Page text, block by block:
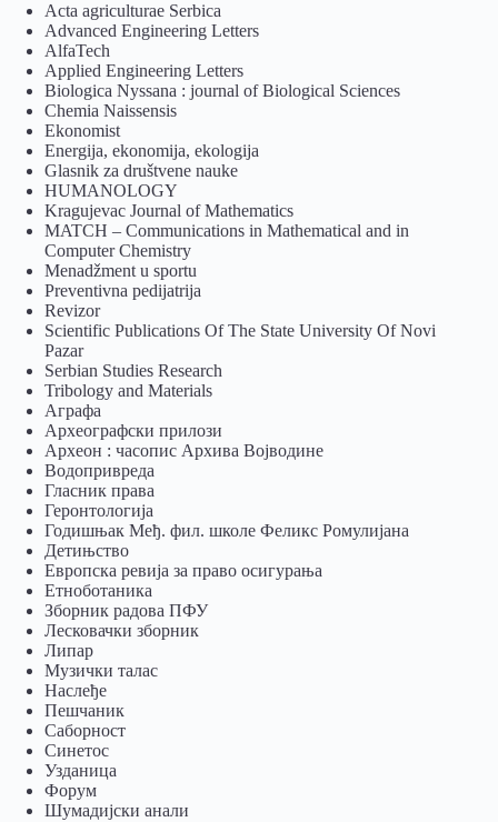
Acta agriculturae Serbica
Advanced Engineering Letters
AlfaTech
Applied Engineering Letters
Biologica Nyssana : journal of Biological Sciences
Chemia Naissensis
Ekonomist
Energija, ekonomija, ekologija
Glasnik za društvene nauke
HUMANOLOGY
Kragujevac Journal of Mathematics
MATCH – Communications in Mathematical and in
Computer Chemistry
Menadžment u sportu
Preventivna pedijatrija
Revizor
Scientific Publications Of The State University Of Novi
Pazar
Serbian Studies Research
Tribology and Materials
Аграфа
Археографски прилози
Археон : часопис Архива Војводине
Водопривреда
Гласник права
Геронтологија
Годишњак Међ. фил. школе Феликс Ромулијана
Детињство
Европска ревија за право осигурања
Eтноботаника
Зборник радова ПФУ
Лесковачки зборник
Липар
Музички талас
Наслеђе
Пешчаник
Саборност
Синетос
Узданица
Форум
Шумадијски анали